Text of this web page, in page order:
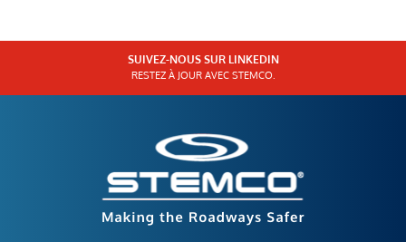
SUIVEZ-NOUS SUR LINKEDIN
RESTEZ À JOUR AVEC STEMCO.